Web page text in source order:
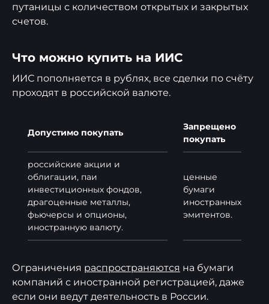
путаницы с количеством открытых и закрытых
счетов.
Что можно купить на ИИС
ИИС пополняется в рублях, все сделки по счёту
проходят в российской валюте.
Допустимо покупать
Запрещено
покупать
российские акции и
облигации, паи
инвестиционных фондов,
драгоценные металлы,
фьючерсы и опционы,
иностранную валюту.
ценные
бумаги
иностранных
эмитентов.
Ограничения распространяются на бумаги
компаний с иностранной регистрацией, даже
если они ведут деятельность в России.